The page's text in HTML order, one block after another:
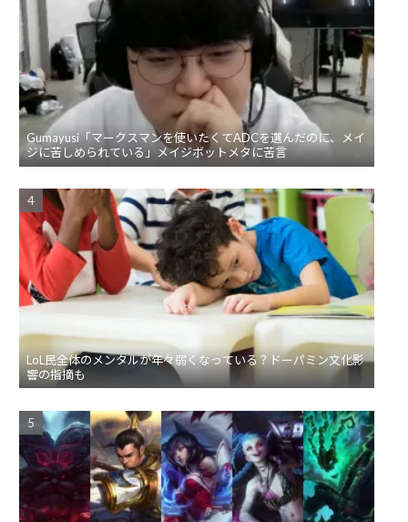
Gumayusi「マークスマンを使いたくてADCを選んだのに、メイ
ジに苦しめられている」メイジボットメタに苦言
LoL民全体のメンタルが年々弱くなっている？ドーパミン文化影
響の指摘も